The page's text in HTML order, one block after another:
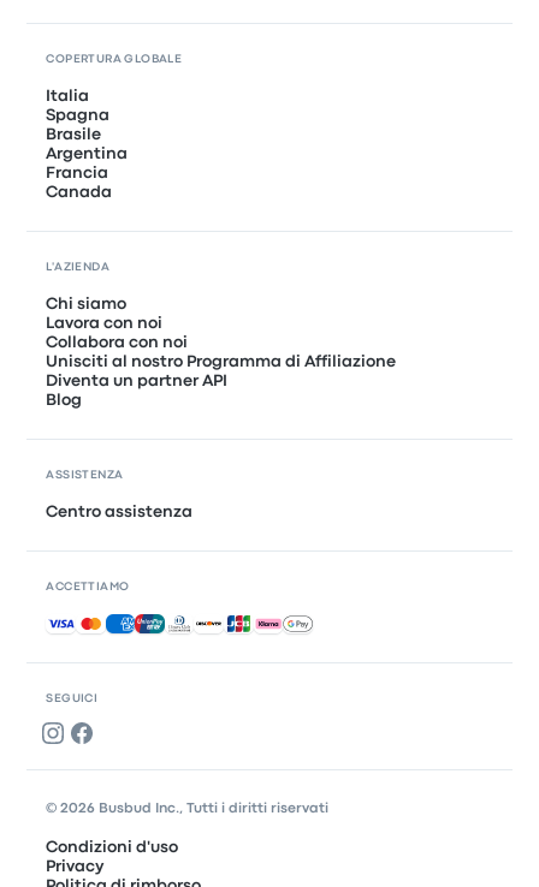
SEGUICI
COPERTURA GLOBALE
Italia
Spagna
Brasile
Argentina
Francia
Canada
L'AZIENDA
Chi siamo
Lavora con noi
Collabora con noi
Unisciti al nostro Programma di Affiliazione
Diventa un partner API
Blog
ASSISTENZA
Centro assistenza
ACCETTIAMO
Pagamenti accettati
© 2026 Busbud Inc., Tutti i diritti riservati
Condizioni d'uso
Privacy